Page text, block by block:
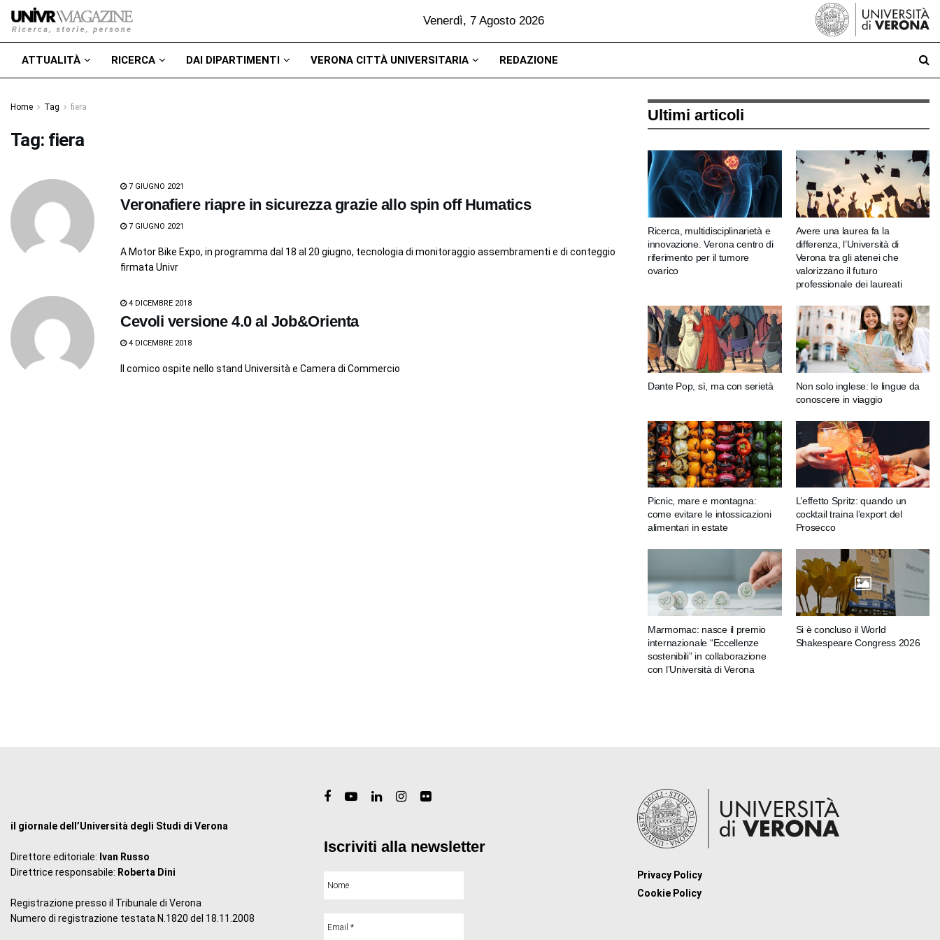
Venerdì, 7 Agosto 2026
ATTUALITÀ RICERCA DAI DIPARTIMENTI VERONA CITTÀ UNIVERSITARIA REDAZIONE
Home Tag fiera
Tag: fiera
7 GIUGNO 2021
Veronafiere riapre in sicurezza grazie allo spin off Humatics
7 GIUGNO 2021
A Motor Bike Expo, in programma dal 18 al 20 giugno, tecnologia di monitoraggio assembramenti e di conteggio
firmata Univr
4 DICEMBRE 2018
Cevoli versione 4.0 al Job&Orienta
4 DICEMBRE 2018
Il comico ospite nello stand Università e Camera di Commercio
Ultimi articoli
Ricerca, multidisciplinarietà e
innovazione. Verona centro di
riferimento per il tumore
ovarico
Avere una laurea fa la
differenza, l’Università di
Verona tra gli atenei che
valorizzano il futuro
professionale dei laureati
Dante Pop, sì, ma con serietà
Non solo inglese: le lingue da
conoscere in viaggio
Picnic, mare e montagna:
come evitare le intossicazioni
alimentari in estate
L’effetto Spritz: quando un
cocktail traina l’export del
Prosecco
Marmomac: nasce il premio
internazionale “Eccellenze
sostenibili” in collaborazione
con l’Università di Verona
Si è concluso il World
Shakespeare Congress 2026
il giornale dell’Università degli Studi di Verona
Direttore editoriale: Ivan Russo
Direttrice responsabile: Roberta Dini
Registrazione presso il Tribunale di Verona
Numero di registrazione testata N.1820 del 18.11.2008
Iscriviti alla newsletter
Privacy Policy
Cookie Policy